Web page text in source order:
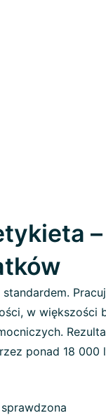
w większości
ponad 18 000